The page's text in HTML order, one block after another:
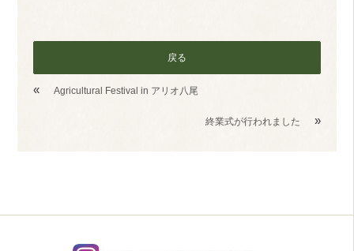
戻る
« Agricultural Festival in アリオ八尾
終業式が行われました »